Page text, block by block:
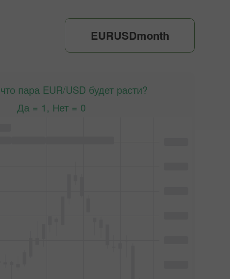
EURUSDmonth
пара EUR/USD будет расти?
Да = 1, Нет = 0